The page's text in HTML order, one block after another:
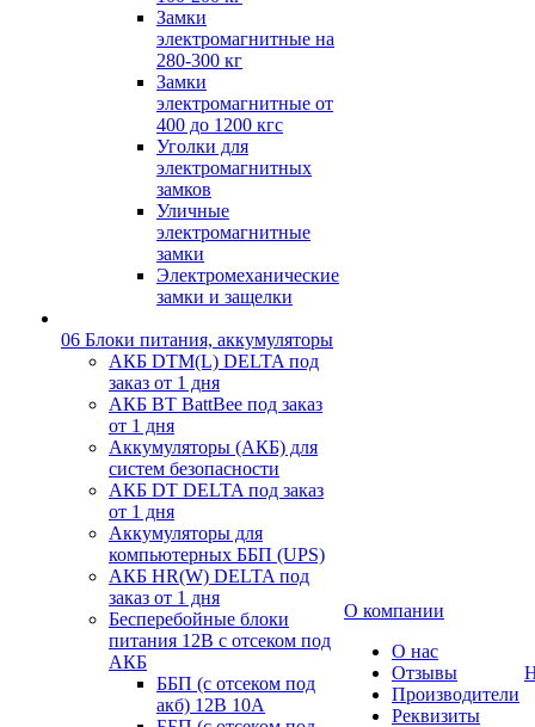
Замки
электромагнитные на
280-300 кг
Замки
электромагнитные от
400 до 1200 кгс
Уголки для
электромагнитных
замков
Уличные
электромагнитные
замки
Электромеханические
замки и защелки
06 Блоки питания, аккумуляторы
АКБ DTM(L) DELTA под
заказ от 1 дня
АКБ BT BattBee под заказ
от 1 дня
Аккумуляторы (АКБ) для
систем безопасности
АКБ DT DELTA под заказ
от 1 дня
Аккумуляторы для
компьютерных ББП (UPS)
АКБ HR(W) DELTA под
заказ от 1 дня
Бесперебойные блоки
питания 12В с отсеком под
АКБ
ББП (с отсеком под
акб) 12В 10А
О компании
О нас
Отзывы
Производители
Реквизиты